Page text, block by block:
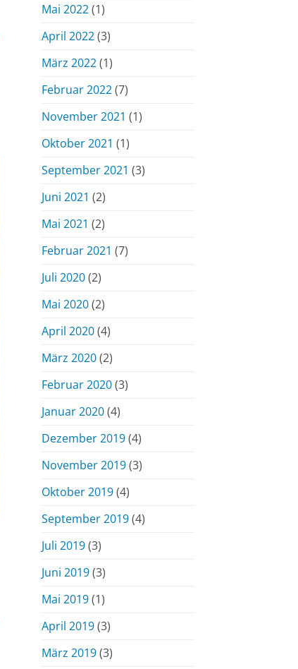
Mai 2022(1)
April 2022(3)
März 2022(1)
Februar 2022(7)
November 2021 (1)
Oktober 2021 (1)
September 2021 (3)
Juni 2021 (2)
Mai 2021 (2)
Februar 2021 (7)
Juli 2020(2)
Mai 2020(2)
April 2020(4)
März 2020(2)
Februar 2020(3)
Januar 2020(4)
Dezember 2019(4)
November 2019(3)
Oktober 2019(4)
September 2019(4)
Juli 2019(3)
Juni 2019(3)
Mai 2019(1)
April 2019(3)
März 2019(3)